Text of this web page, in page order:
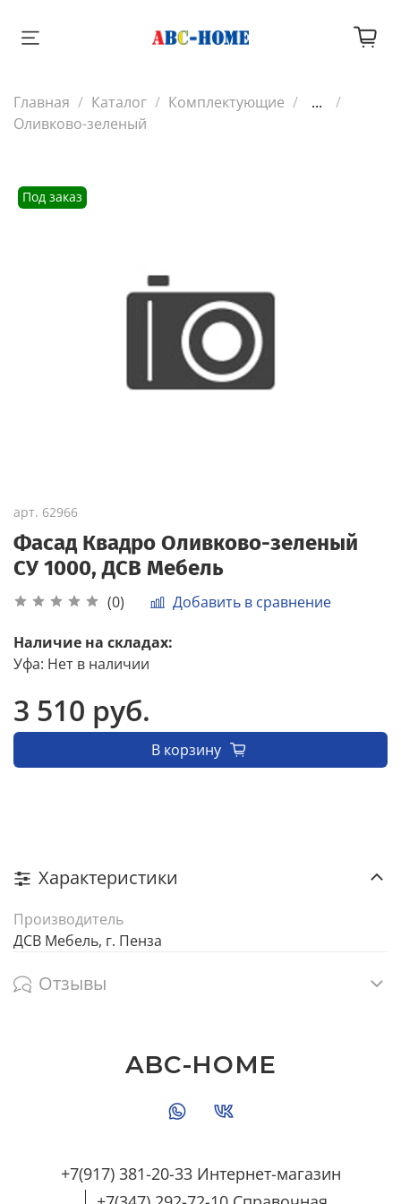
Главная Каталог Комплектующие
...
Оливково-зеленый
Под заказ
арт. 62966
Фасад Квадро Оливково-зеленый
СУ 1000, ДСВ Мебель
(0) Добавить в сравнение
Наличие на складах:
Уфа: Нет в наличии
3 510 руб.
В корзину
Характеристики
Производитель
ДСВ Мебель, г. Пенза
Отзывы
+7(917) 381-20-33 Интернет-магазин
ABC-HOME